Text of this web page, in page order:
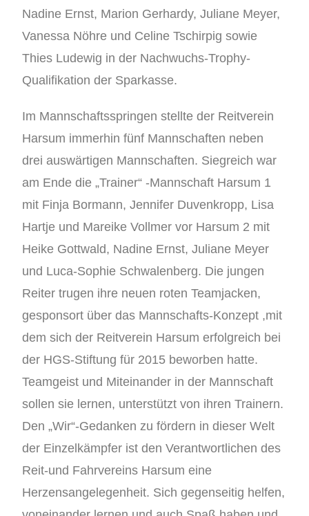
Nadine Ernst, Marion Gerhardy, Juliane Meyer,
Vanessa Nöhre und Celine Tschirpig sowie
Thies Ludewig in der Nachwuchs-Trophy-
Qualifikation der Sparkasse.
Im Mannschaftsspringen stellte der Reitverein
Harsum immerhin fünf Mannschaften neben
drei auswärtigen Mannschaften. Siegreich war
am Ende die „Trainer“ -Mannschaft Harsum 1
mit Finja Bormann, Jennifer Duvenkropp, Lisa
Hartje und Mareike Vollmer vor Harsum 2 mit
Heike Gottwald, Nadine Ernst, Juliane Meyer
und Luca-Sophie Schwalenberg. Die jungen
Reiter trugen ihre neuen roten Teamjacken,
gesponsort über das Mannschafts-Konzept ,mit
dem sich der Reitverein Harsum erfolgreich bei
der HGS-Stiftung für 2015 beworben hatte.
Teamgeist und Miteinander in der Mannschaft
sollen sie lernen, unterstützt von ihren Trainern.
Den „Wir“-Gedanken zu fördern in dieser Welt
der Einzelkämpfer ist den Verantwortlichen des
Reit-und Fahrvereins Harsum eine
Herzensangelegenheit. Sich gegenseitig helfen,